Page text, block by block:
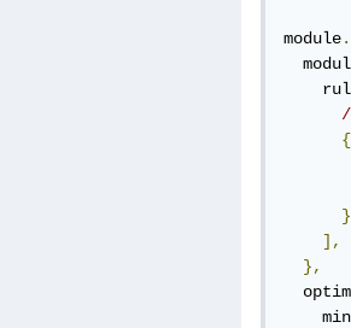
module.
{
],
},